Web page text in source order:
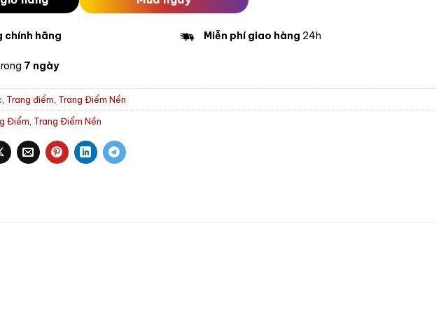
chính hãng Miễn phí giao hàng 24h
7 ngày
, Trang điểm, Trang Điểm Nền
Điểm, Trang Điểm Nền